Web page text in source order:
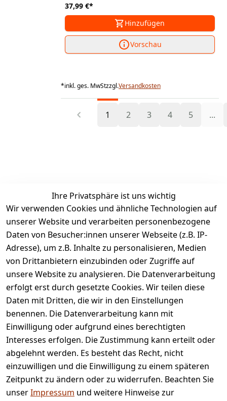
37,99 €*
Hinzufügen
Vorschau
*inkl. ges. MwStzzgl.Versandkosten
1 2 3 4 5 ...
Ihre Privatsphäre ist uns wichtig
Wir verwenden Cookies und ähnliche Technologien auf
unserer Website und verarbeiten personenbezogene
Daten von Besucher:innen unserer Webseite (z.B. IP-
Adresse), um z.B. Inhalte zu personalisieren, Medien
von Drittanbietern einzubinden oder Zugriffe auf
unsere Website zu analysieren. Die Datenverarbeitung
erfolgt erst durch gesetzte Cookies. Wir teilen diese
Daten mit Dritten, die wir in den Einstellungen
benennen. Die Datenverarbeitung kann mit
Einwilligung oder aufgrund eines berechtigten
Interesses erfolgen. Die Zustimmung kann erteilt oder
abgelehnt werden. Es besteht das Recht, nicht
einzuwilligen und die Einwilligung zu einem späteren
Zeitpunkt zu ändern oder zu widerrufen. Beachten Sie
unserImpressum und weitere Hinweise zur
Rechtliches
AGB
Impressum
Datenschutze
rklärung
Barrierefreihe
itserklärung
Widerrufsrec
ht
Services
Kontakt
Registrieren
Retourenpo
rtal